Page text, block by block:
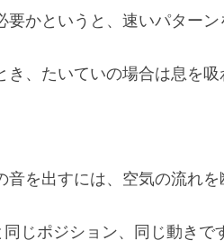
かというと、速いパターン
、たいていの場合は息を吸
音を出すには、空気の流れを
じポジション、同じ動きで